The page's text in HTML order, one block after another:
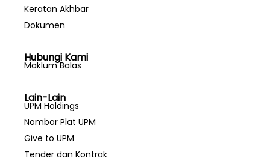
Keratan Akhbar
Dokumen
Hubungi Kami
Maklum Balas
Lain-Lain
UPM Holdings
Nombor Plat UPM
Give to UPM
Tender dan Kontrak